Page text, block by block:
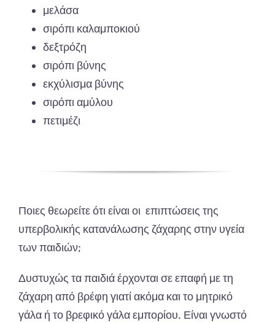
μελάσα
σιρόπι καλαμποκιού
δεξτρόζη
σιρόπι βύνης
εκχύλισμα βύνης
σιρόπι αμύλου
πετιμέζι
Ποιες θεωρείτε ότι είναι οι επιπτώσεις της
υπερβολικής κατανάλωσης ζάχαρης στην υγεία
των παιδιών;
Δυστυχώς τα παιδιά έρχονται σε επαφή με τη
ζάχαρη από βρέφη γιατί ακόμα και το μητρικό
γάλα ή το βρεφικό γάλα εμπορίου. Είναι γνωστό